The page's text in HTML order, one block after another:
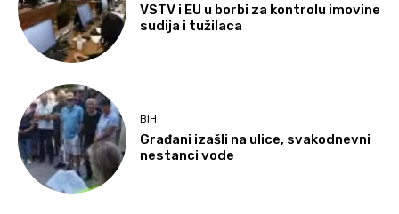
VSTV i EU u borbi za kontrolu imovine
sudija i tužilaca
BIH
Građani izašli na ulice, svakodnevni
nestanci vode